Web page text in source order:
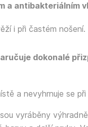
a antibakteriálním
i při častém
dokonalé
a nevyhrnuje se
vyráběny